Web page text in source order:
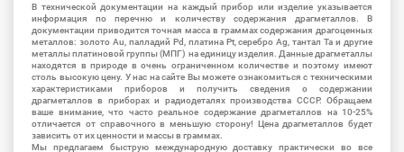
В технической документации на каждый прибор или изделие указывается
информация по перечню и количеству содержания драгметаллов. В
документации приводится точная масса в граммах содержания драгоценных
металлов: золото Au, палладий Pd, платина Pt, серебро Ag, тантал Ta и другие
металлы платиновой группы (МПГ) на единицу изделия. Данные драгметаллы
находятся в природе в очень ограниченном количестве и поэтому имеют
столь высокую цену. У нас на сайте Вы можете ознакомиться с техническими
характеристиками приборов и получить сведения о содержании
драгметаллов в приборах и радиодеталях производства СССР. Обращаем
ваше внимание, что часто реальное содержание драгметаллов на 10-25%
отличается от справочного в меньшую сторону! Цена драгметаллов будет
зависить от их ценности и массы в граммах.
Мы предлагаем быструю международную доставку практически во все